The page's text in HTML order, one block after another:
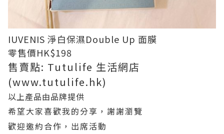
IUVENIS 淨白保濕Double Up 面膜
零售價HK$198
售賣點: Tutulife 生活網店
(www.tutulife.hk)
以上產品由品牌提供
希望大家喜歡我的分享，謝謝瀏覽
歡迎邀約合作，出席活動